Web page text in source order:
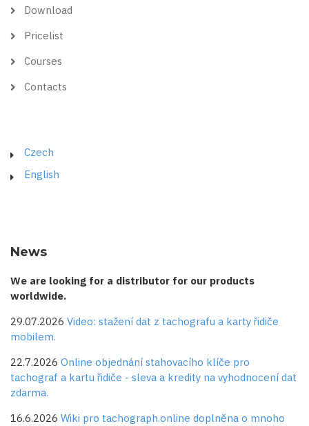
Download
Pricelist
Courses
Contacts
Czech
English
News
We are looking for a distributor for our products
worldwide.
29.07.2026 Video: stažení dat z tachografu a karty řidiče
mobilem.
22.7.2026 Online objednání stahovacího klíče pro
tachograf a kartu řidiče - sleva a kredity na vyhodnocení dat
zdarma.
16.6.2026 Wiki pro tachograph.online doplněna o mnoho